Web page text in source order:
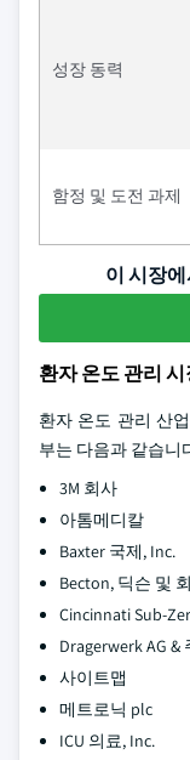
성장 동력
함정 및 도전 과제
이 시장
환자 온도 관리 시
환자 온도 관리 산
부는 다음과 같습니
3M 회사
아톰메디칼
Baxter 국제, Inc.
Becton, 딕슨 및
Cincinnati Sub-
Dragerwerk AG &
사이트맵
메트로닉 plc
ICU 의료, Inc.